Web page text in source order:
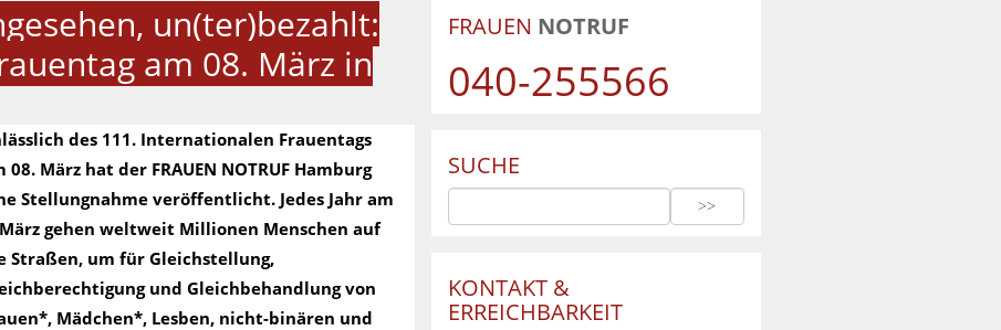
un(ter)bezahlt:
am 08. März in
des 111. Internationalen Frauentags
08. März hat der FRAUEN NOTRUF Hamburg
Stellungnahme veröffentlicht. Jedes Jahr am
gehen weltweit Millionen Menschen auf
Straßen, um für Gleichstellung,
und Gleichbehandlung von
Mädchen*, Lesben, nicht-binären und
FRAUEN NOTRUF
040-255566
SUCHE
KONTAKT &
ERREICHBARKEIT